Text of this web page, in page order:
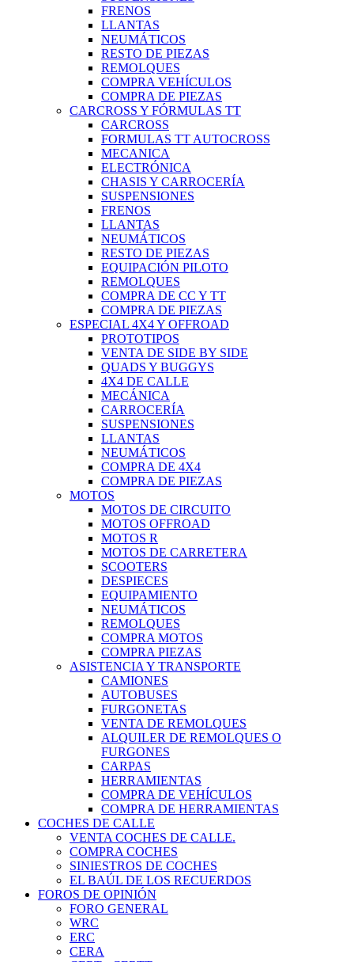
FRENOS
LLANTAS
NEUMÁTICOS
RESTO DE PIEZAS
REMOLQUES
COMPRA VEHÍCULOS
COMPRA DE PIEZAS
CARCROSS Y FÓRMULAS TT
CARCROSS
FORMULAS TT AUTOCROSS
MECANICA
ELECTRÓNICA
CHASIS Y CARROCERÍA
SUSPENSIONES
FRENOS
LLANTAS
NEUMÁTICOS
RESTO DE PIEZAS
EQUIPACIÓN PILOTO
REMOLQUES
COMPRA DE CC Y TT
COMPRA DE PIEZAS
ESPECIAL 4X4 Y OFFROAD
PROTOTIPOS
VENTA DE SIDE BY SIDE
QUADS Y BUGGYS
4X4 DE CALLE
MECÁNICA
CARROCERÍA
SUSPENSIONES
LLANTAS
NEUMÁTICOS
COMPRA DE 4X4
COMPRA DE PIEZAS
MOTOS
MOTOS DE CIRCUITO
MOTOS OFFROAD
MOTOS R
MOTOS DE CARRETERA
SCOOTERS
DESPIECES
EQUIPAMIENTO
NEUMÁTICOS
REMOLQUES
COMPRA MOTOS
COMPRA PIEZAS
ASISTENCIA Y TRANSPORTE
CAMIONES
AUTOBUSES
FURGONETAS
VENTA DE REMOLQUES
ALQUILER DE REMOLQUES O
FURGONES
CARPAS
HERRAMIENTAS
COMPRA DE VEHÍCULOS
COMPRA DE HERRAMIENTAS
COCHES DE CALLE
VENTA COCHES DE CALLE.
COMPRA COCHES
SINIESTROS DE COCHES
EL BAÚL DE LOS RECUERDOS
FOROS DE OPINIÓN
FORO GENERAL
WRC
ERC
CERA